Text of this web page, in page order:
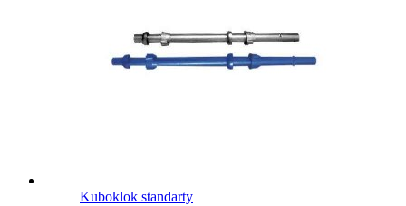
Kuboklok standarty